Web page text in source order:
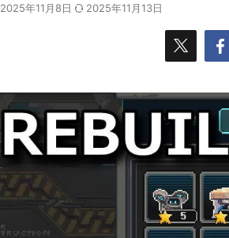
2025年11月8日 2025年11月13日